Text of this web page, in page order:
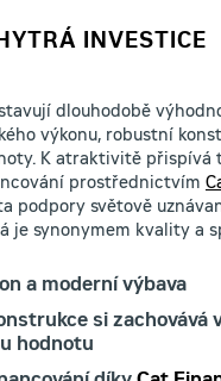
INVESTICE
dlouhodobě
výkonu, robustní
K atraktivitě přispívá
prostřednictvím
podpory světově
je synonymem kvality a
a moderní výbava
si zachovává
hodnotu